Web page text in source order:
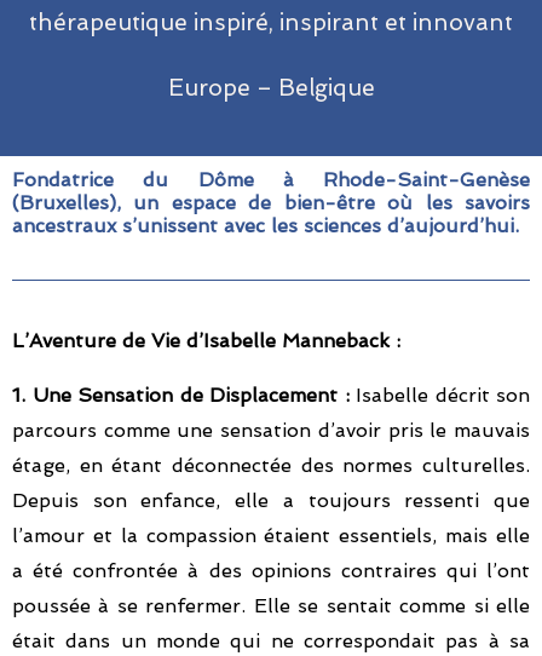
thérapeutique inspiré, inspirant et innovant
Europe – Belgique
Fondatrice du Dôme à Rhode-Saint-Genèse
(Bruxelles), un espace de bien-être où les savoirs
ancestraux s’unissent avec les sciences d’aujourd’hui.​
L’Aventure de Vie d’Isabelle Manneback :
1. Une Sensation de Displacement :Isabelle décrit son
parcours comme une sensation d’avoir pris le mauvais
étage, en étant déconnectée des normes culturelles.
Depuis son enfance, elle a toujours ressenti que
l’amour et la compassion étaient essentiels, mais elle
a été confrontée à des opinions contraires qui l’ont
poussée à se renfermer. Elle se sentait comme si elle
était dans un monde qui ne correspondait pas à sa